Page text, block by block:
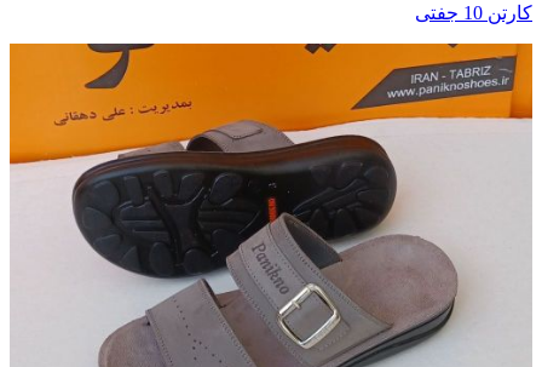
کارتن 10 جفتی